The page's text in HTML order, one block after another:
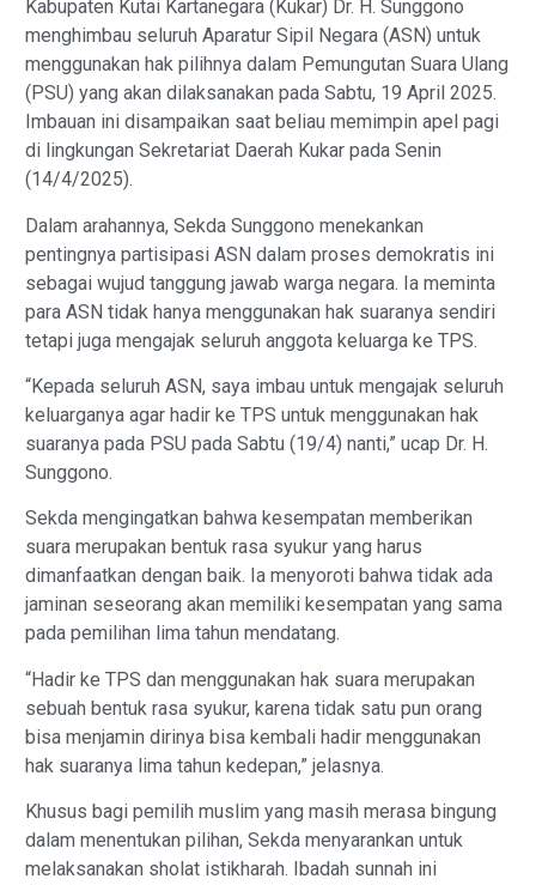
Kabupaten Kutai Kartanegara (Kukar) Dr. H. Sunggono
menghimbau seluruh Aparatur Sipil Negara (ASN) untuk
menggunakan hak pilihnya dalam Pemungutan Suara Ulang
(PSU) yang akan dilaksanakan pada Sabtu, 19 April 2025.
Imbauan ini disampaikan saat beliau memimpin apel pagi
di lingkungan Sekretariat Daerah Kukar pada Senin
(14/4/2025).
Dalam arahannya, Sekda Sunggono menekankan
pentingnya partisipasi ASN dalam proses demokratis ini
sebagai wujud tanggung jawab warga negara. Ia meminta
para ASN tidak hanya menggunakan hak suaranya sendiri
tetapi juga mengajak seluruh anggota keluarga ke TPS.
“Kepada seluruh ASN, saya imbau untuk mengajak seluruh
keluarganya agar hadir ke TPS untuk menggunakan hak
suaranya pada PSU pada Sabtu (19/4) nanti,” ucap Dr. H.
Sunggono.
Sekda mengingatkan bahwa kesempatan memberikan
suara merupakan bentuk rasa syukur yang harus
dimanfaatkan dengan baik. Ia menyoroti bahwa tidak ada
jaminan seseorang akan memiliki kesempatan yang sama
pada pemilihan lima tahun mendatang.
“Hadir ke TPS dan menggunakan hak suara merupakan
sebuah bentuk rasa syukur, karena tidak satu pun orang
bisa menjamin dirinya bisa kembali hadir menggunakan
hak suaranya lima tahun kedepan,” jelasnya.
Khusus bagi pemilih muslim yang masih merasa bingung
dalam menentukan pilihan, Sekda menyarankan untuk
melaksanakan sholat istikharah. Ibadah sunnah ini